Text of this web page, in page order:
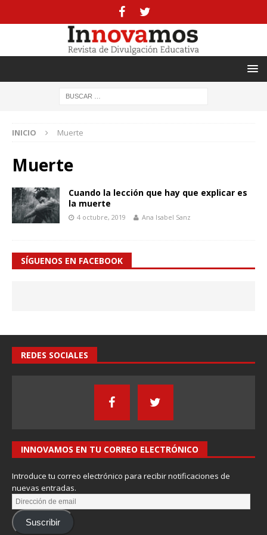
INICIO Muerte
Muerte
Cuando la lección que hay que explicar es
la muerte
4 octubre, 2019 Ana Isabel Sanz
SÍGUENOS EN FACEBOOK
REDES SOCIALES
INNOVAMOS EN TU CORREO ELECTRÓNICO
Introduce tu correo electrónico para recibir notificaciones de
nuevas entradas.
Suscribir